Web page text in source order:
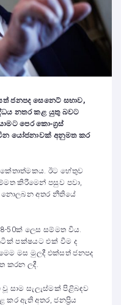
ජනපද සෙනෙට් සභාව,
නතර කළ යුතු බවට
පෙර කොංග්‍රස්
යෝජනාවක් අනුමත කර
ඊට හේතුව
කිරීමෙන් පසුව පවා,
නොලබන අතර නීතියේ
50ක් ලෙස සම්මත විය.
පක්ෂයට එක් වීම ද
මස මුලදී එක්සත් ජනපද
කරන ලදී.
සාම සැලැස්මක් පිළිබඳව
කර ඇති අතර, ජනප්‍රිය